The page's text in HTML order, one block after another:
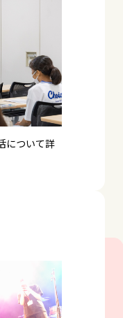
について詳